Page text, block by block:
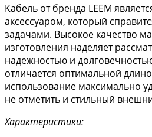
Кабель от бренда LEEM
аксессуаром, который
задачами. Высокое качество
изготовления наделяет
надежностью и
отличается оптимальной
использование максимально
не отметить и стильный
Характеристики: